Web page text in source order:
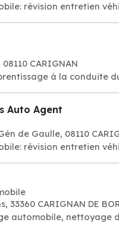
révision entretien
CARIGNAN
à la conduite
Auto Agent
de Gaulle, 08110
révision entretien
33360 CARIGNAN DE
automobile, nettoyage